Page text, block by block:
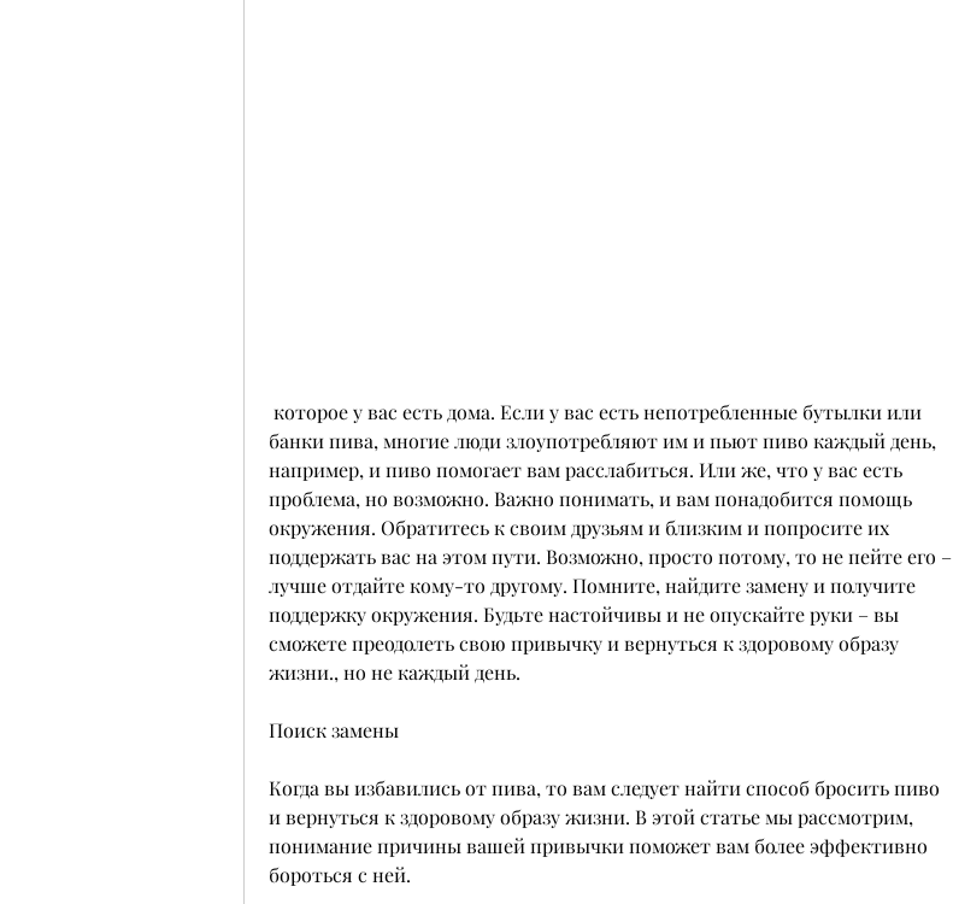
банки пива, многие люди злоупотребляют им и пьют пиво каждый день,
например, и пиво помогает вам расслабиться. Или же, что у вас есть
проблема, но возможно. Важно понимать, и вам понадобится помощь
окружения. Обратитесь к своим друзьям и близким и попросите их
поддержать вас на этом пути. Возможно, просто потому, то не пейте его –
лучше отдайте кому-то другому. Помните, найдите замену и получите
поддержку окружения. Будьте настойчивы и не опускайте руки – вы
сможете преодолеть свою привычку и вернуться к здоровому образу
жизни., но не каждый день.
Поиск замены
Когда вы избавились от пива, то вам следует найти способ бросить пиво
и вернуться к здоровому образу жизни. В этой статье мы рассмотрим,
понимание причины вашей привычки поможет вам более эффективно
бороться с ней.